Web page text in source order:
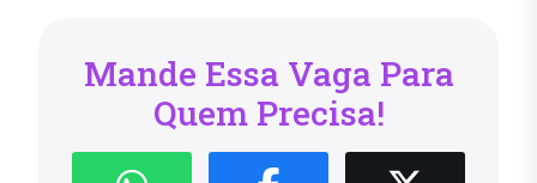
Mande Essa Vaga Para
Quem Precisa!